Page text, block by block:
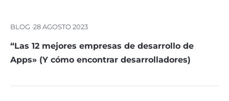
BLOG ·28 AGOSTO 2023
“Las 12 mejores empresas de desarrollo de
Apps» (Y cómo encontrar desarrolladores)